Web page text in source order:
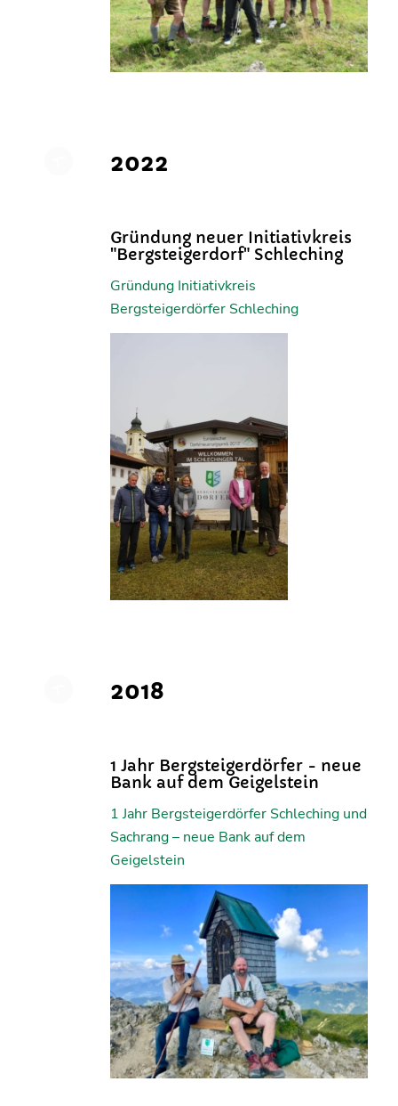
2022
Gründung neuer Initiativkreis
"Bergsteigerdorf" Schleching
Gründung Initiativkreis
Bergsteigerdörfer Schleching
2018
1 Jahr Bergsteigerdörfer - neue
Bank auf dem Geigelstein
1 Jahr Bergsteigerdörfer Schleching und
Sachrang – neue Bank auf dem
Geigelstein